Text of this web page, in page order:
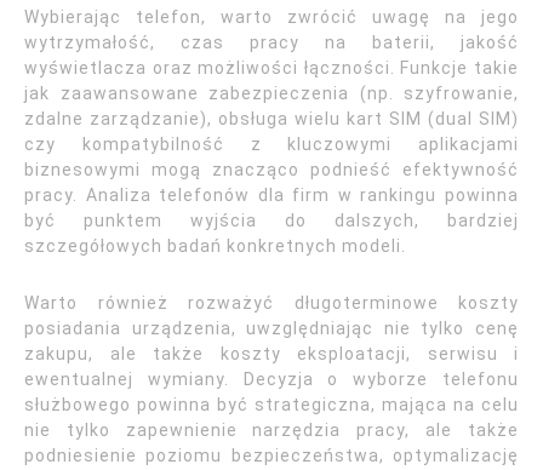
Wybierając telefon, warto zwrócić uwagę na jego
wytrzymałość, czas pracy na baterii, jakość
wyświetlacza oraz możliwości łączności. Funkcje takie
jak zaawansowane zabezpieczenia (np. szyfrowanie,
zdalne zarządzanie), obsługa wielu kart SIM (dual SIM)
czy kompatybilność z kluczowymi aplikacjami
biznesowymi mogą znacząco podnieść efektywność
pracy. Analiza telefonów dla firm w rankingu powinna
być punktem wyjścia do dalszych, bardziej
szczegółowych badań konkretnych modeli.
Warto również rozważyć długoterminowe koszty
posiadania urządzenia, uwzględniając nie tylko cenę
zakupu, ale także koszty eksploatacji, serwisu i
ewentualnej wymiany. Decyzja o wyborze telefonu
służbowego powinna być strategiczna, mająca na celu
nie tylko zapewnienie narzędzia pracy, ale także
podniesienie poziomu bezpieczeństwa, optymalizację